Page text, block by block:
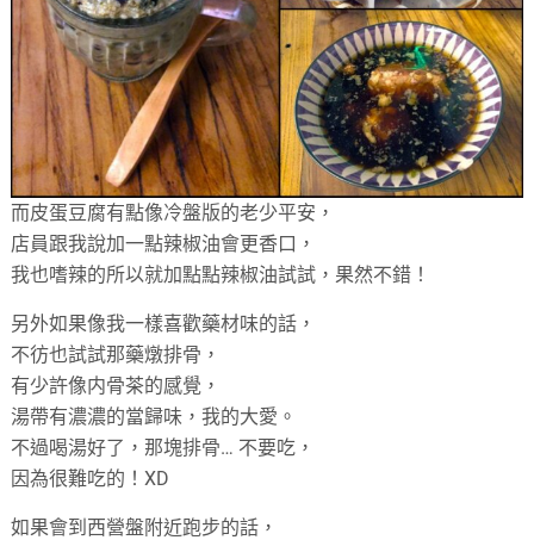
而皮蛋豆腐有點像冷盤版的老少平安，
店員跟我說加一點辣椒油會更香口，
我也嗜辣的所以就加點點辣椒油試試，果然不錯！
另外如果像我一樣喜歡藥材味的話，
不彷也試試那藥燉排骨，
有少許像内骨茶的感覺，
湯帶有濃濃的當歸味，我的大愛。
不過喝湯好了，那塊排骨… 不要吃，
因為很難吃的！XD
如果會到西營盤附近跑步的話，